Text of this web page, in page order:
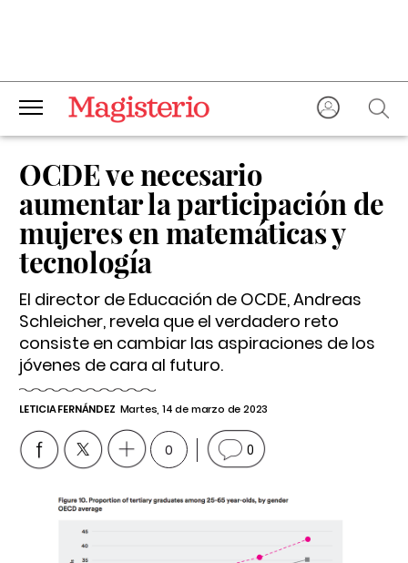
OCDE ve necesario
aumentar la participación de
mujeres en matemáticas y
tecnología
El director de Educación de OCDE, Andreas
Schleicher, revela que el verdadero reto
consiste en cambiar las aspiraciones de los
jóvenes de cara al futuro.
LETICIA FERNÁNDEZ Martes, 14 de marzo de 2023
0 0